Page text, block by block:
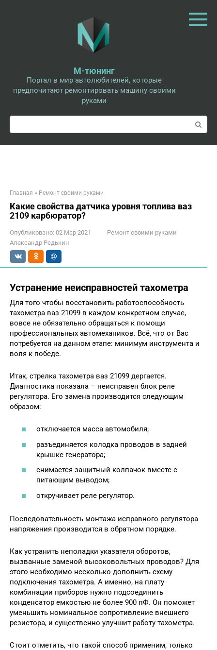
М-тюнинг
Портал в мир автолюбителей, которые
предпочитают ремонтировать машину своими
руками
Поиск:
Главная » Ремонт своими руками
Какие свойства датчика уровня топлива ваз
2109 карбюратор?
Опубликовано: 02 Мар 2021
Ремонт своими руками
Александр Редькин
Устранение неисправностей тахометра
Для того чтобы восстановить работоспособность
тахометра ваз 21099 в каждом конкретном случае,
вовсе не обязательно обращаться к помощи
профессиональных автомехаников. Всё, что от Вас
потребуется на данном этапе: минимум инструмента и
воля к победе.
Итак, стрелка тахометра ваз 21099 дергается.
Диагностика показала – неисправен блок реле
регулятора. Его замена производится следующим
образом:
отключается масса автомобиля;
разъединяется колодка проводов в задней
крышке генератора;
снимается защитный колпачок вместе с
питающим выводом;
откручивает реле регулятор.
Последовательность монтажа исправного регулятора
напряжения производится в обратном порядке.
Как устранить неполадки указателя оборотов,
вызванные заменой высоковольтных проводов? Для
этого необходимо несколько дополнить схему
подключения тахометра. А именно, на плату
комбинации приборов нужно подсоединить
конденсатор емкостью не более 900 пФ. Он поможет
уменьшить номинальное сопротивление внешнего
резистора, и существенно улучшит работу тахометра.
Стоит отметить, что такой способ применим, только